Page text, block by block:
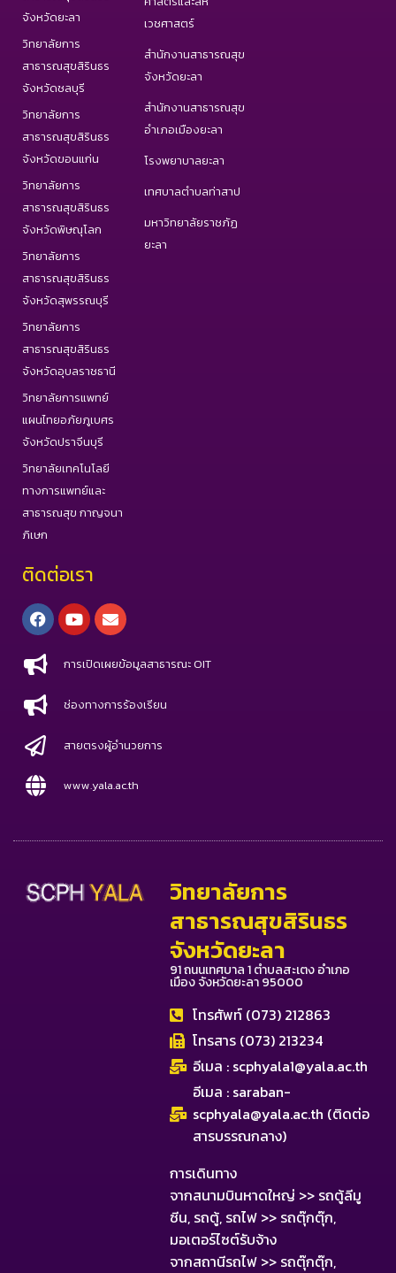
จังหวัดยะลา
วิทยาลัยการ
สาธารณสุขสิรินธร
จังหวัดชลบุรี
วิทยาลัยการ
สาธารณสุขสิรินธร
จังหวัดขอนแก่น
วิทยาลัยการ
สาธารณสุขสิรินธร
จังหวัดพิษณุโลก
วิทยาลัยการ
สาธารณสุขสิรินธร
จังหวัดสุพรรณบุรี
วิทยาลัยการ
สาธารณสุขสิรินธร
จังหวัดอุบลราชธานี
วิทยาลัยการแพทย์
แผนไทยอภัยภูเบศร
จังหวัดปราจีนบุรี
วิทยาลัยเทคโนโลยี
ทางการแพทย์และ
สาธารณสุข กาญจนา
ภิเษก
เวชศาสตร์
สำนักงานสาธารณสุข
จังหวัดยะลา
สำนักงานสาธารณสุข
อำเภอเมืองยะลา
โรงพยาบาลยะลา
เทศบาลตำบลท่าสาป
มหาวิทยาลัยราชภัฏ
ยะลา
ติดต่อเรา
Facebook
YoutubeEnvelope
การเปิดเผยข้อมูลสาธารณะ OIT
ช่องทางการร้องเรียน
สายตรงผู้อำนวยการ
www.yala.ac.th
วิทยาลัยการ
สาธารณสุขสิรินธร
จังหวัดยะลา
91 ถนนเทศบาล 1 ตำบลสะเตง อำเภอ
เมือง จังหวัดยะลา 95000
โทรศัพท์ (073) 212863
โทรสาร (073) 213234
อีเมล : scphyala1@yala.ac.th
อีเมล : saraban-
scphyala@yala.ac.th (ติดต่อ
สารบรรณกลาง)
การเดินทาง
จากสนามบินหาดใหญ่ >> รถตู้ลีมู
ซีน, รถตู้, รถไฟ >> รถตุ๊กตุ๊ก,
มอเตอร์ไซต์รับจ้าง
จากสถานีรถไฟ >> รถตุ๊กตุ๊ก,